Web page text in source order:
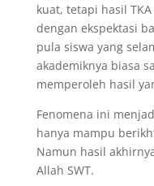
kuat, tetapi hasil
dengan ekspektasi
pula siswa yang
akademiknya biasa
memperoleh hasil
Fenomena ini
hanya mampu
Namun hasil
Allah SWT.